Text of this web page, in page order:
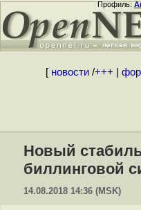
Профиль:
[ новости/+++
Новый
биллинговой
14.08.2018 14:36 (MSK)